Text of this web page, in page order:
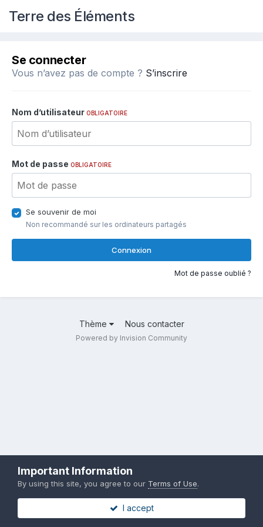
Terre des Éléments
Se connecter
Vous n’avez pas de compte ? S’inscrire
Nom d’utilisateur OBLIGATOIRE
Mot de passe OBLIGATOIRE
Se souvenir de moi
Non recommandé sur les ordinateurs partagés
Connexion
Mot de passe oublié ?
Thème Nous contacter
Powered by Invision Community
Important Information
By using this site, you agree to our Terms of Use.
I accept